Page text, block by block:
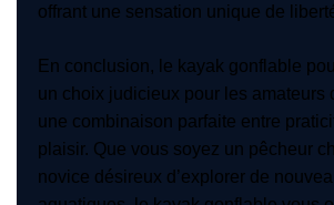
offrant une sensation unique de
En conclusion, le kayak gonflable
un choix judicieux pour les amateurs
une combinaison parfaite entre
plaisir. Que vous soyez un pêcheur
novice désireux d’explorer de